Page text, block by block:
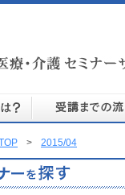
> 2015/04